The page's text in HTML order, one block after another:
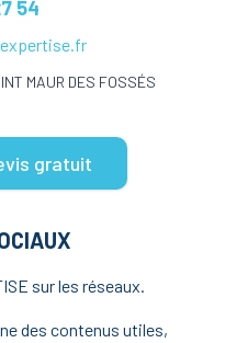
54
MAUR DES FOSSÉS
gratuit
sur les réseaux.
des contenus utiles,